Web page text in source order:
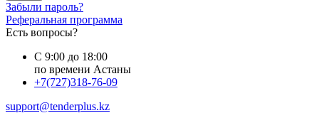
Забыли пароль?
Реферальная программа
Есть вопросы?
С 9:00 до 18:00
по времени Астаны
+7(727)318-76-09
support@tenderplus.kz